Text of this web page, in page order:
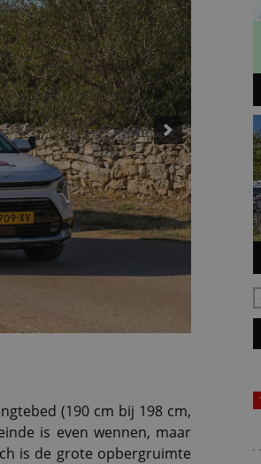
(190 cm bij 198 cm,
is even wennen, maar
is de grote opbergruimte